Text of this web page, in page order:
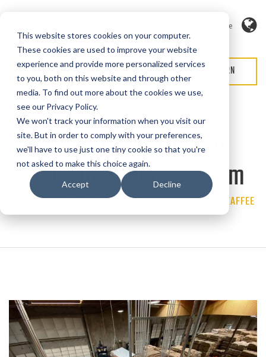
This website stores cookies on your computer.
These cookies are used to improve your website
experience and provide more personalized services
to you, both on this website and through other
media. To find out more about the cookies we use,
see our Privacy Policy.
We won't track your information when you visit our
site. But in order to comply with your preferences,
we'll have to use just one tiny cookie so that you're
not asked to make this choice again.
Accept Decline
Sprache
ANGEBOT ANFORDERN SERVICE ANFORDERN
MPE Automatisches
Beutelöffnungssystem
Categories
BY CYBEROPTIK | 1. SEPTEMBER 2020 |FALLSTUDIE KAFFEE